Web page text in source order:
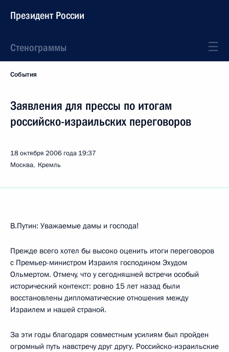
Президент России
Стенограммы
События
Заявления для прессы по итогам
российско-израильских переговоров
18 октября 2006 года 19:37
Москва, Кремль
В.Путин: Уважаемые дамы и господа!
Прежде всего хотел бы высоко оценить итоги переговоров
с Премьер-министром Израиля господином Эхудом
Ольмертом. Отмечу, что у сегодняшней встречи особый
исторический контекст: ровно 15 лет назад были
восстановлены дипломатические отношения между
Израилем и нашей страной.
За эти годы благодаря совместным усилиям был пройден
огромный путь навстречу друг другу. Российско-израильские